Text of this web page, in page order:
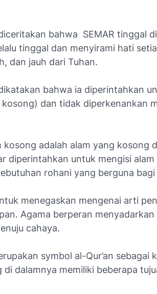
bahwa SEMAR tinggal
tinggal dan menyirami hati
dan jauh dari Tuhan.
bahwa ia diperintahkan
dan tidak diperkenankan
kosong adalah alam yang kosong
diperintahkan untuk mengisi
rohani yang berguna bagi
menegaskan mengenai arti
Agama berperan menyadarkan
cahaya.
symbol al-Qur’an sebagai
dalamnya memiliki beberapa